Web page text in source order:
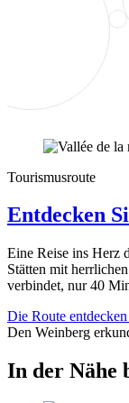
Tourismusroute
Entdecken
Eine Reise ins Herz
Stätten mit
verbindet, nur 40
Die Route entdecken
Den Weinberg
In der Nähe